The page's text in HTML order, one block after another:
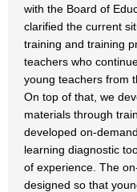
with the Board of
clarified the current
training and training
teachers who
young teachers from
On top of that, we
materials through
developed on-
learning diagnostic
of experience. The
designed so that